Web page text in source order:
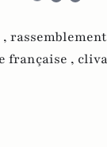
française ,